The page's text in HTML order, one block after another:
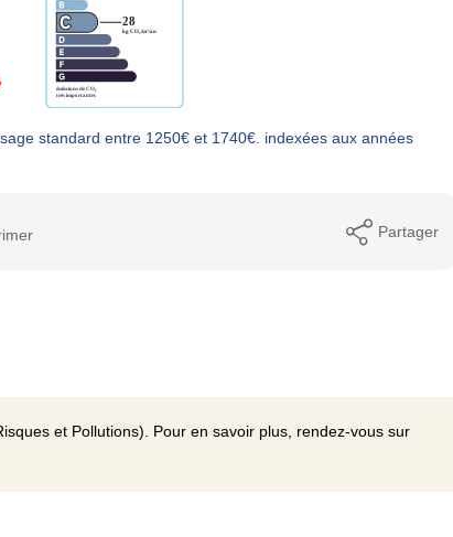
standard entre 1250€ et 1740€. indexées aux années
Partager
et Pollutions). Pour en savoir plus, rendez-vous sur